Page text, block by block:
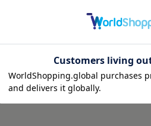
線をとるという意味を持つ。古典的な要
きたいという思いが込められている。
成概念にとらわれない独自のプロダクト
と時代に添って融合、解体、再構築を繰
りを展開。」